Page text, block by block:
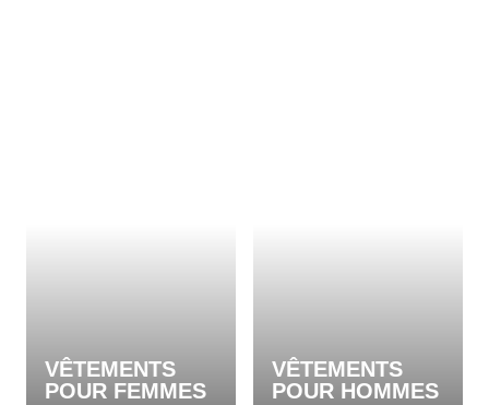
VÊTEMENTS
POUR FEMMES
VÊTEMENTS
POUR HOMMES